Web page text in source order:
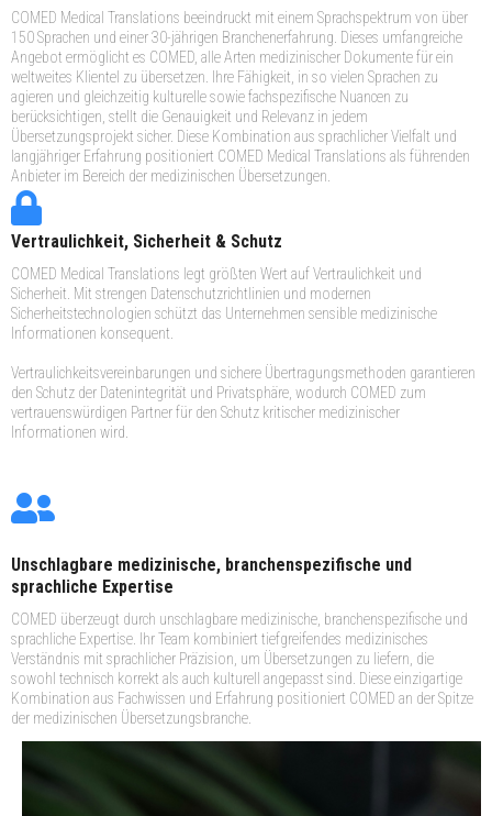
COMED Medical Translations beeindruckt mit einem Sprachspektrum von über
150 Sprachen und einer 30-jährigen Branchenerfahrung. Dieses umfangreiche
Angebot ermöglicht es COMED, alle Arten medizinischer Dokumente für ein
weltweites Klientel zu übersetzen. Ihre Fähigkeit, in so vielen Sprachen zu
agieren und gleichzeitig kulturelle sowie fachspezifische Nuancen zu
berücksichtigen, stellt die Genauigkeit und Relevanz in jedem
Übersetzungsprojekt sicher. Diese Kombination aus sprachlicher Vielfalt und
langjähriger Erfahrung positioniert COMED Medical Translations als führenden
Anbieter im Bereich der medizinischen Übersetzungen.
Vertraulichkeit, Sicherheit & Schutz
COMED Medical Translations legt größten Wert auf Vertraulichkeit und
Sicherheit. Mit strengen Datenschutzrichtlinien und modernen
Sicherheitstechnologien schützt das Unternehmen sensible medizinische
Informationen konsequent.
Vertraulichkeitsvereinbarungen und sichere Übertragungsmethoden garantieren
den Schutz der Datenintegrität und Privatsphäre, wodurch COMED zum
vertrauenswürdigen Partner für den Schutz kritischer medizinischer
Informationen wird.
Unschlagbare medizinische, branchenspezifische und
sprachliche Expertise
COMED überzeugt durch unschlagbare medizinische, branchenspezifische und
sprachliche Expertise. Ihr Team kombiniert tiefgreifendes medizinisches
Verständnis mit sprachlicher Präzision, um Übersetzungen zu liefern, die
sowohl technisch korrekt als auch kulturell angepasst sind. Diese einzigartige
Kombination aus Fachwissen und Erfahrung positioniert COMED an der Spitze
der medizinischen Übersetzungsbranche.